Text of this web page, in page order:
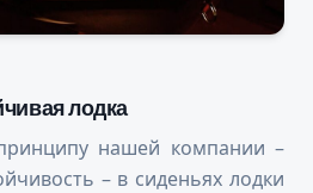
лодка
нашей компании –
– в сиденьях лодки